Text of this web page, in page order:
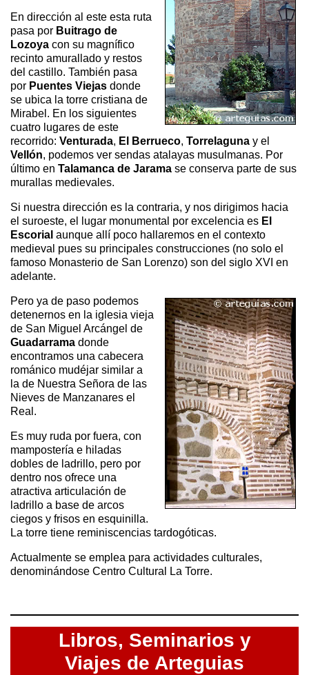
En dirección al este esta ruta
pasa por Buitrago de
Lozoya con su magnífico
recinto amurallado y restos
del castillo. También pasa
por Puentes Viejas donde
se ubica la torre cristiana de
Mirabel. En los siguientes
cuatro lugares de este
recorrido: Venturada, El Berrueco, Torrelaguna y el
Vellón, podemos ver sendas atalayas musulmanas. Por
último en Talamanca de Jarama se conserva parte de sus
murallas medievales.
Si nuestra dirección es la contraria, y nos dirigimos hacia
el suroeste, el lugar monumental por excelencia es El
Escorial aunque allí poco hallaremos en el contexto
medieval pues su principales construcciones (no solo el
famoso Monasterio de San Lorenzo) son del siglo XVI en
adelante.
Pero ya de paso podemos
detenernos en la iglesia vieja
de San Miguel Arcángel de
Guadarrama donde
encontramos una cabecera
románico mudéjar similar a
la de Nuestra Señora de las
Nieves de Manzanares el
Real.
Es muy ruda por fuera, con
mampostería e hiladas
dobles de ladrillo, pero por
dentro nos ofrece una
atractiva articulación de
ladrillo a base de arcos
ciegos y frisos en esquinilla.
La torre tiene reminiscencias tardogóticas.
Actualmente se emplea para actividades culturales,
denominándose Centro Cultural La Torre.
Libros, Seminarios y
Viajes de Arteguias